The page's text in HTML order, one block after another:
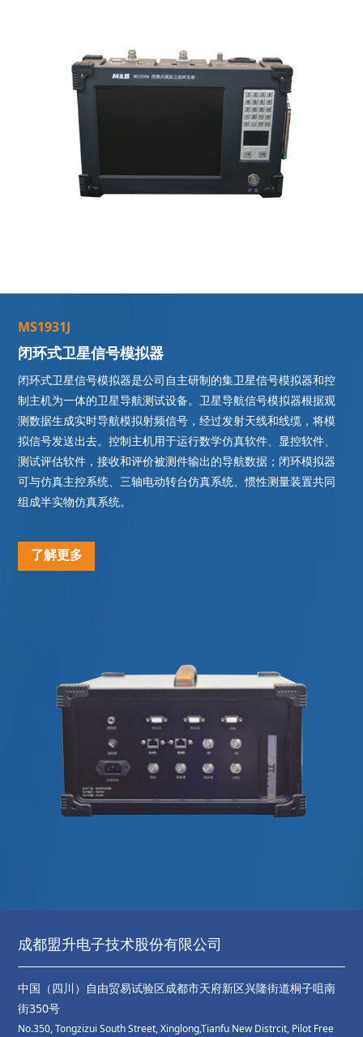
MS1931
闭环式卫星信号模拟器
闭环式卫星信号模拟器是公司自主研制的集卫星信号模拟器和控
制主机为一体的卫星导航测试设备。卫星导航信号模拟器根据观
测数据生成实时导航模拟射频信号，经过发射天线和线缆，将模
拟信号发送出去。控制主机用于运行数学仿真软件、显控软件、
测试评估软件，接收和评价被测件输出的导航数据；闭环模拟器
可与仿真主控系统、三轴电动转台仿真系统、惯性测量装置共同
组成半实物仿真系统。
了解更多
成都盟升电子技术股份有限公司
中国（四川）自由贸易试验区成都市天府新区兴隆街道桐子咀南
街350号
No.350, Tongzizui South Street, Xinglong,Tianfu New Distrcit, Pilot Free